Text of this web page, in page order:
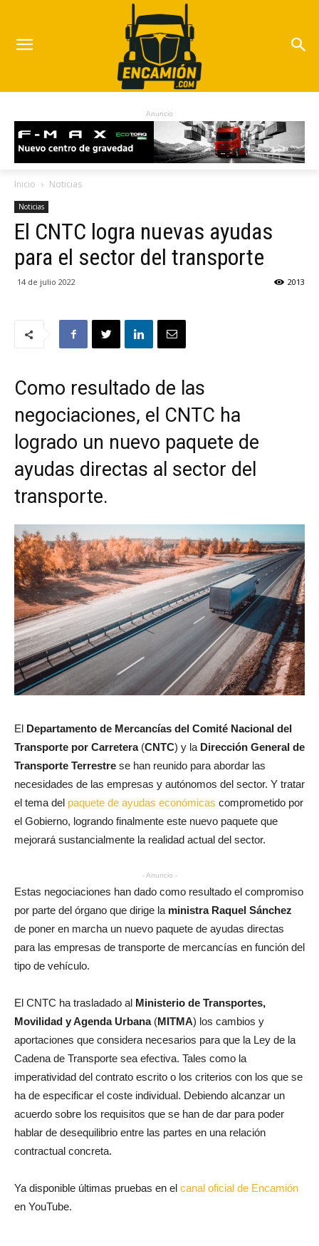
Anuncio
Inicio Noticias
Noticias
El CNTC logra nuevas ayudas
para el sector del transporte
14 de julio 2022 2013
Como resultado de las
negociaciones, el CNTC ha
logrado un nuevo paquete de
ayudas directas al sector del
transporte.
El Departamento de Mercancías del Comité Nacional del
Transporte por Carretera(CNTC) y la Dirección General de
Transporte Terrestre se han reunido para abordar las
necesidades de las empresas y autónomos del sector. Y tratar
el tema del paquete de ayudas económicas comprometido por
el Gobierno, logrando finalmente este nuevo paquete que
mejorará sustancialmente la realidad actual del sector.
- Anuncio -
Estas negociaciones han dado como resultado el compromiso
por parte del órgano que dirige la ministra Raquel Sánchez
de poner en marcha un nuevo paquete de ayudas directas
para las empresas de transporte de mercancías en función del
tipo de vehículo.
El CNTC ha trasladado al Ministerio de Transportes,
Movilidad y Agenda Urbana(MITMA) los cambios y
aportaciones que considera necesarios para que la Ley de la
Cadena de Transporte sea efectiva. Tales como la
imperatividad del contrato escrito o los criterios con los que se
ha de especificar el coste individual. Debiendo alcanzar un
acuerdo sobre los requisitos que se han de dar para poder
hablar de desequilibrio entre las partes en una relación
contractual concreta.
Ya disponible últimas pruebas en el canal oficial de Encamión
en YouTube.